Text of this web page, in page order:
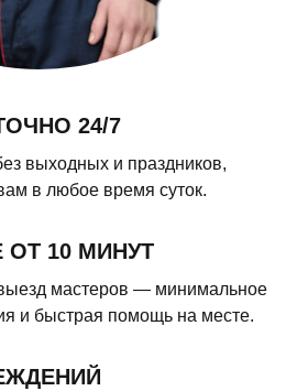
24/7
выходных и праздников,
в любое время суток.
10 МИНУТ
мастеров — минимальное
и быстрая помощь на месте.